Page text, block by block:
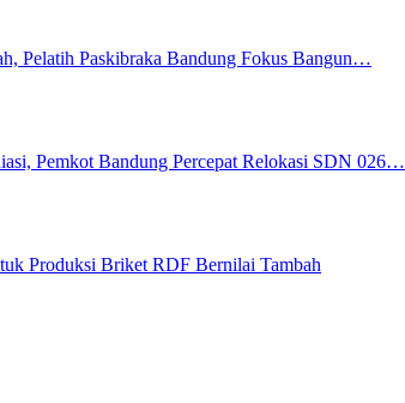
Pelatih Paskibraka Bandung Fokus Bangun…
Pemkot Bandung Percepat Relokasi SDN 026…
Produksi Briket RDF Bernilai Tambah